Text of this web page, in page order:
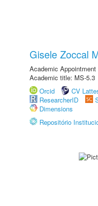
Gisele Zoccal
Academic
Academic title: MS-5.3
Orcid
CV
ResearcherID
Dimensions
Repositório